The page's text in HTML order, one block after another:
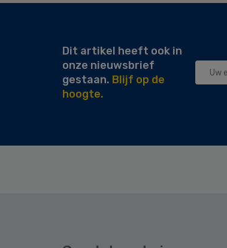
Dit artikel heeft ook in
onze nieuwsbrief
gestaan. Blijf op de
hoogte.